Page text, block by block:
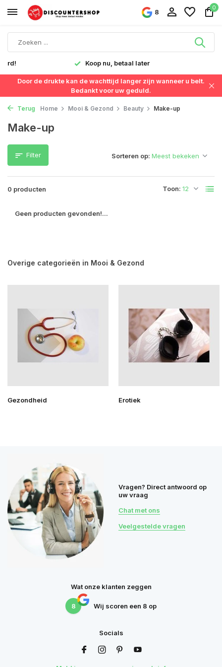
8
0
Koop nu, betaal later
Door de drukte kan de wachttijd langer zijn wanneer u belt.
Bedankt voor uw geduld.
Terug Home Mooi & Gezond Beauty Make-up
Make-up
Filter
0 producten Toon:
Sorteren op:
Geen producten gevonden!...
Overige categorieën in Mooi & Gezond
Gezondheid Erotiek
Vragen? Direct antwoord op
uw vraag
Chat met ons
Veelgestelde vragen
Wat onze klanten zeggen
8 Wij scoren een 8 op
Socials